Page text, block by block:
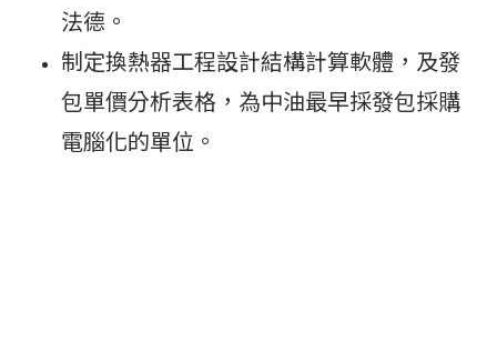
法德。
制定換熱器工程設計結構計算軟體，及發
包單價分析表格，為中油最早採發包採購
電腦化的單位。